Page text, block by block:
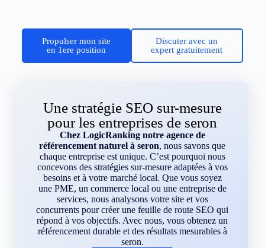
Propulser mon site
en 1ere position
Discuter avec un
expert gratuitement
Une stratégie SEO sur-mesure
pour les entreprises de seron
Chez LogicRanking notre agence de
référencement naturel à seron, nous savons que
chaque entreprise est unique. C’est pourquoi nous
concevons des stratégies sur-mesure adaptées à vos
besoins et à votre marché local. Que vous soyez
une PME, un commerce local ou une entreprise de
services, nous analysons votre site et vos
concurrents pour créer une feuille de route SEO qui
répond à vos objectifs. Avec nous, vous obtenez un
référencement durable et des résultats mesurables à
seron.